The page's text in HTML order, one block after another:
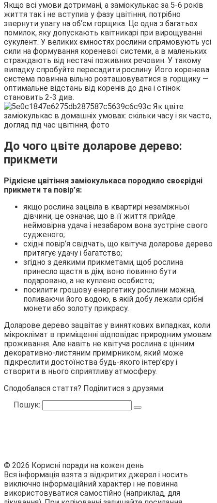
Якщо всі умови дотримані, а заміокулькас за 5-6 років
життя так і не вступив у фазу цвітіння, потрібно
звернути увагу на об’єм горщика. Це одна з багатьох
помилок, яку допускають квітникарі при вирощуванні
сукулент. У великих ємностях рослини спрямовують усі
сили на формування кореневої системи, а в маленьких
страждають від нестачі поживних речовин. У такому
випадку спробуйте пересадити рослину. Його коренева
система повинна вільно розташовуватися в горщику —
оптимальне відстань від коренів до дна і стінок
становить 2-3 див.
До чого цвіте доларове дерево:
прикмети
Рідкісне цвітіння заміокулькаса породило своєрідні
прикмети та повір’я:
якщо рослина зацвіла в квартирі незаміжньої
дівчини, це означає, що в її життя прийде
неймовірна удача і незабаром вона зустріне свого
судженого;
східні повір’я свідчать, що квітуча доларове дерево
притягує удачу і багатство;
згідно з деякими прикметами, щоб рослина
принесло щастя в дім, воно повинно бути
подаровано, а не куплено особисто;
посилити грошову енергетику рослини можна,
поливаючи його водою, в якій добу лежали срібні
монети або золоту прикрасу.
Доларове дерево зацвітає у виняткових випадках, коли
мікроклімат в приміщенні відповідає природним умовам
проживання. Але навіть не квітуча рослина є цінним
декоративно-листяним примірником, який може
підкреслити достоїнства будь-якого інтер’єру і
створити в нього сприятливу атмосферу.
Сподобалася стаття? Поділитися з друзями:
Пошук:
© 2026 Корисні поради на кожен день
Вся інформація взята з відкритих джерел і носить
виключно інформаційний характер і не повинна
використовуватися самостійно (наприклад, для